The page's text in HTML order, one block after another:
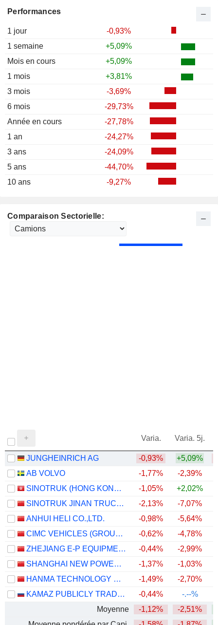
Performances
1 jour
-0,93%
1 semaine
+5,09%
Mois en cours
+5,09%
1 mois
+3,81%
3 mois
-3,69%
6 mois
-29,73%
Année en cours
-27,78%
1 an
-24,27%
3 ans
-24,09%
5 ans
-44,70%
10 ans
-9,27%
Comparaison Sectorielle:
Varia. Varia. 5j.
JUNGHEINRICH AG -0,93% +5,09%
AB VOLVO
-1,77% -2,39%
SINOTRUK (HONG KONG) LIMITED
-1,05% +2,02%
SINOTRUK JINAN TRUCK CO.,LTD
-2,13% -7,07%
ANHUI HELI CO.,LTD.
-0,98% -5,64%
CIMC VEHICLES (GROUP) CO., LTD.
-0,62% -4,78%
ZHEJIANG E-P EQUIPMENT CO., LTD.
-0,44% -2,99%
SHANGHAI NEW POWER AUTOMOTIVE TECHNOLOGY COMPANY LIMITED
-1,37% -1,03%
HANMA TECHNOLOGY GROUP CO.,LTD.
-1,49% -2,70%
KAMAZ PUBLICLY TRADED COMPANY
-0,44%
-.--%
Moyenne
-1,12% -2,51%